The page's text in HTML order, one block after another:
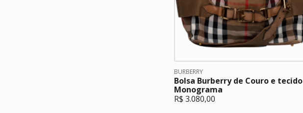
BURBERRY
Bolsa Burberry de Couro e tecido
Monograma
R$ 3.080,00